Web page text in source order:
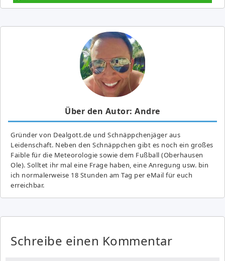
Über den Autor: Andre
Gründer von Dealgott.de und Schnäppchenjäger aus
Leidenschaft. Neben den Schnäppchen gibt es noch ein großes
Fai­ble für die Meteorologie sowie dem Fußball (Oberhausen
Ole). Solltet ihr mal eine Frage haben, eine Anregung usw. bin
ich normalerweise 18 Stunden am Tag per eMail für euch
erreichbar.
Schreibe einen Kommentar